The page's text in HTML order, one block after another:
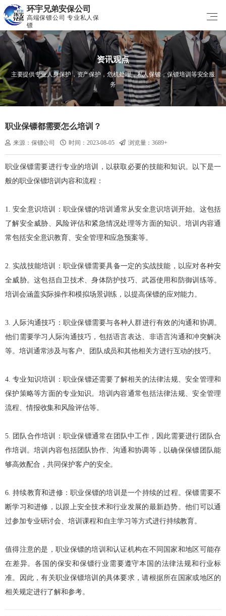
环宇兄弟安保公司
高端保镖公司 专业私人保
镖
资讯观点
主要提供专业人身保护，资产保护，危机处理，私人保镖，保镖培训等安全服
务
职业保镖都需要怎么培训？
来源：保镖公司 时间：2023-08-05 浏览量：3689+
职业保镖需要进行专业的培训，以获取必要的技能和知识。以下是一
般的职业保镖培训内容和流程：
1. 安全意识培训：职业保镖的培训通常从安全意识培训开始。这包括
了解安全威胁、风险评估和紧急情况处理等方面的知识。培训内容通
常包括安全意识教育、安全管理和应急预案等。
2. 实战技能培训：职业保镖需要具备一定的实战技能，以应对各种安
全威胁。这包括自卫技术、身体防护技巧、武器使用和防御训练等。
培训会涵盖实际操作和模拟场景训练，以提高保镖的应对能力。
3. 人际沟通技巧：职业保镖需要与各种人群进行有效的沟通和协调。
他们需要学习人际沟通技巧，包括语言表达、非语言沟通和冲突解决
等。培训通常涉及与客户、团队成员和其他相关方进行互动的技巧。
4. 专业知识培训：职业保镖还需要了解相关的法律法规、安全管理和
保护策略等方面的专业知识。培训内容通常包括法律法规、安全管理
流程、情报收集和风险评估等。
5. 团队合作培训：职业保镖通常在团队中工作，因此需要进行团队合
作培训。培训内容包括团队协作、沟通和协调等，以确保保镖团队能
够高效配合，共同保护客户的安全。
6. 持续教育和进修：职业保镖的培训是一个持续的过程。保镖需要不
断学习和进修，以跟上安全技术和行业发展的最新趋势。他们可以通
过参加专业研讨会、培训课程和自主学习等方式进行持续教育。
值得注意的是，职业保镖的培训和认证机构在不同国家和地区可能存
在差异。各国的保安和保镖行业需要遵守本国的法律法规和行业标
准。因此，有关职业保镖培训的具体要求，请根据所在国家或地区的
相关规定进行了解和参考。